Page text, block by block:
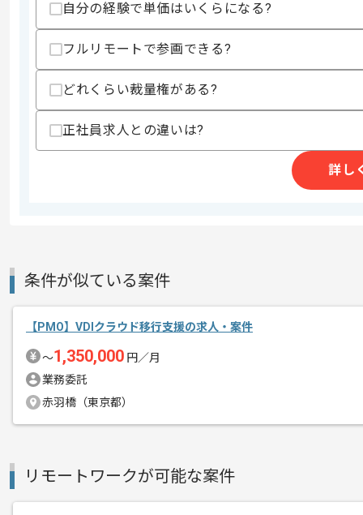
その他募集要項
商談回数
2回
募集人数
2026/07/01
PMOの経験を活かすことができます。
経験豊富なメンバーと成長が出来る環境
基本的には一部リモート作業を見込んで
自分の経験で単価はいくらになる?
フルリモートで参画できる?
どれくらい裁量権がある?
正社員求人との違いは?
詳し
条件が似ている案件
【PMO】VDIクラウド移行支援の求人・案件
〜1,350,000 円／月
業務委託
赤羽橋（東京都）
リモートワークが可能な案件